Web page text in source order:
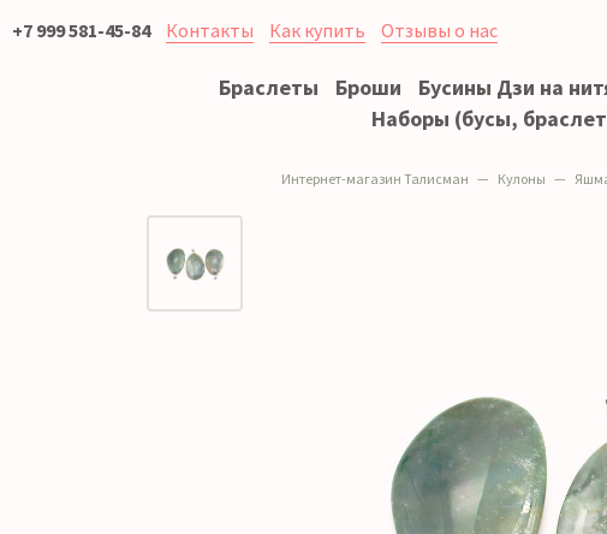
+7 999 581-45-84 Контакты Как купить Отзывы о нас
Браслеты Броши Бусины Дзи на
Наборы (бусы,
Интернет-магазин Талисман Кулоны